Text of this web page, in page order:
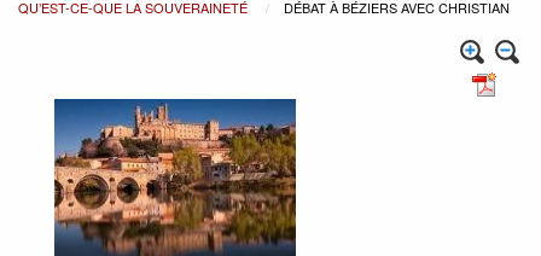
QU’EST-CE-QUE LA SOUVERAINETÉ
DÉBAT À BÉZIERS AVEC CHRISTIAN